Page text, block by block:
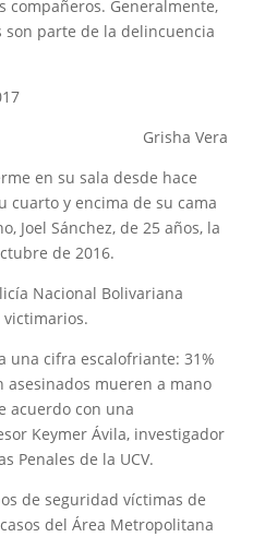
compañeros. Generalmente,
parte de la delincuencia
Grisha Vera
en su sala desde hace
cuarto y encima de su cama
Joel Sánchez, de 25 años, la
de 2016.
Nacional Bolivariana
victimarios.
una cifra escalofriante: 31%
asesinados mueren a mano
acuerdo con una
Keymer Ávila, investigador
Penales de la UCV.
de seguridad víctimas de
del Área Metropolitana